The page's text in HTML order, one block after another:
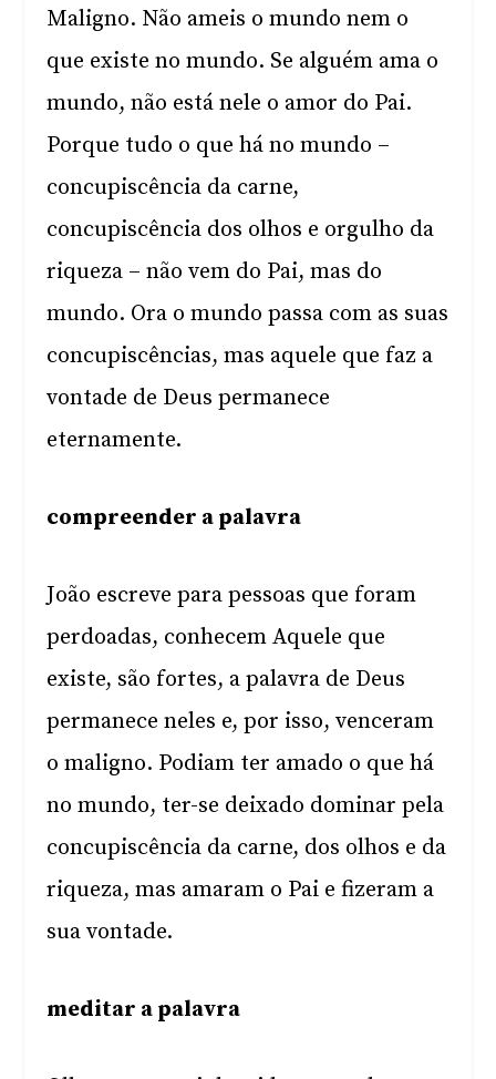
Maligno. Não ameis o mundo nem o
que existe no mundo. Se alguém ama o
mundo, não está nele o amor do Pai.
Porque tudo o que há no mundo –
concupiscência da carne,
concupiscência dos olhos e orgulho da
riqueza – não vem do Pai, mas do
mundo. Ora o mundo passa com as suas
concupiscências, mas aquele que faz a
vontade de Deus permanece
eternamente.
compreender a palavra
João escreve para pessoas que foram
perdoadas, conhecem Aquele que
existe, são fortes, a palavra de Deus
permanece neles e, por isso, venceram
o maligno. Podiam ter amado o que há
no mundo, ter-se deixado dominar pela
concupiscência da carne, dos olhos e da
riqueza, mas amaram o Pai e fizeram a
sua vontade.
meditar a palavra